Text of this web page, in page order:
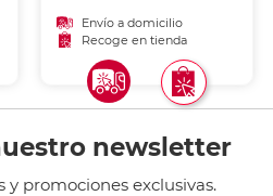
Envío a domicilio
Recoge en tienda
newsletter
y promociones exclusivas.